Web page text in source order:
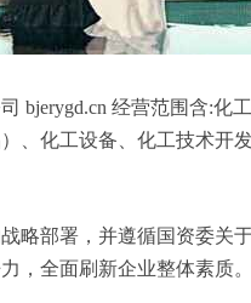
bjerygd.cn 经营范围含:
、化工设备、化工技术
略部署，并遵循国资委
，全面刷新企业整体素